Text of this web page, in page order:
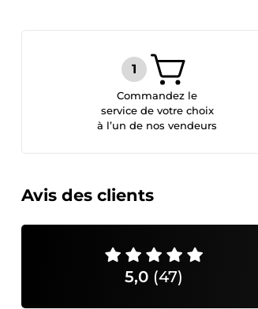
Commandez le
service de votre choix
à l’un de nos vendeurs
Avis des clients
5,0 (47)